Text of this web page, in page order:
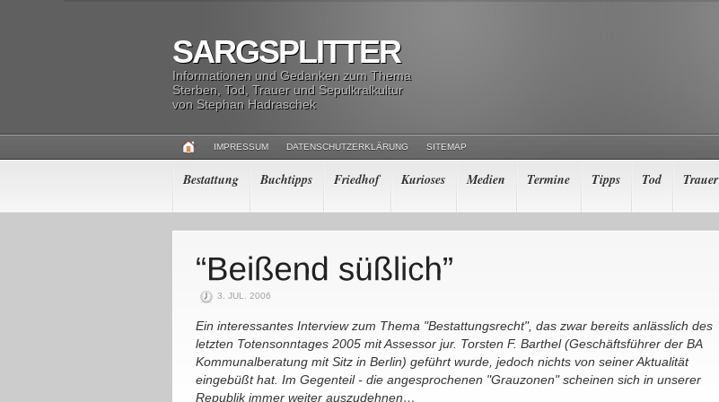
SARGSPLITTER
Informationen und Gedanken zum Thema
Sterben, Tod, Trauer und Sepulkralkultur
von Stephan Hadraschek
IMPRESSUM DATENSCHUTZERKLÄRUNG SITEMAP
Bestattung Buchtipps Friedhof Kurioses Medien Termine Tipps Tod Trauer
3. JUL. 2006
Ein interessantes Interview zum Thema "Bestattungsrecht", das zwar bereits anlässlich des
letzten Totensonntages 2005 mit Assessor jur. Torsten F. Barthel (Geschäftsführer der BA
Kommunalberatung mit Sitz in Berlin) geführt wurde, jedoch nichts von seiner Aktualität
eingebüßt hat. Im Gegenteil - die angesprochenen "Grauzonen" scheinen sich in unserer
Republik immer weiter auszudehnen…